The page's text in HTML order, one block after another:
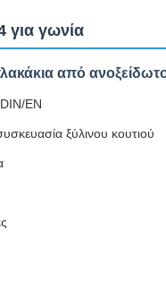
για γωνία
από
EN
ξύλινου κουτιού